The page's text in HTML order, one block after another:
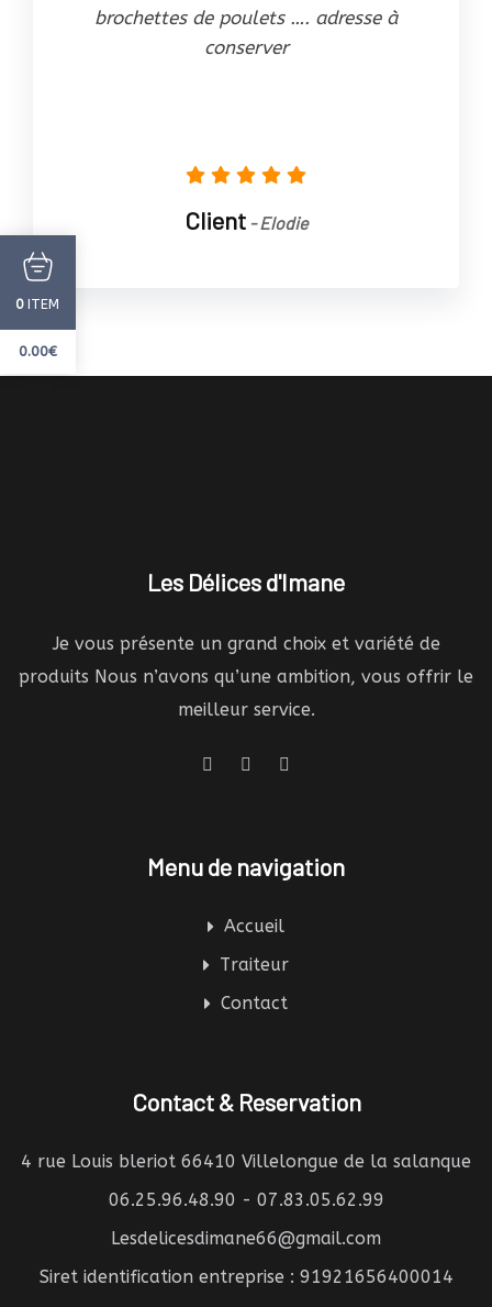
brochettes de poulets …. adresse à
conserver
Client- Elodie
Les Délices d'Imane
Je vous présente un grand choix et variété de
produits Nous n’avons qu’une ambition, vous offrir le
meilleur service.
Menu de navigation
Accueil
Traiteur
Contact
Contact & Reservation
4 rue Louis bleriot 66410 Villelongue de la salanque
06.25.96.48.90 - 07.83.05.62.99
Lesdelicesdimane66@gmail.com
Siret identification entreprise : 91921656400014
0 ITEM
0.00€